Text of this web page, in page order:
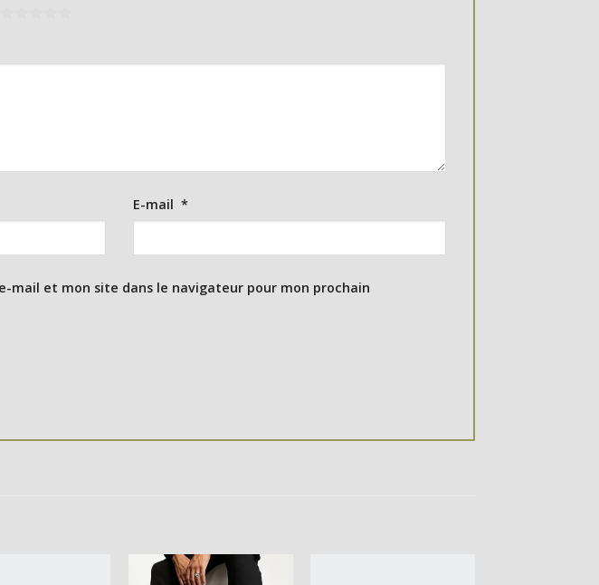
E-mail *
mail et mon site dans le navigateur pour mon prochain